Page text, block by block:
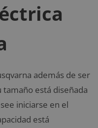
además de ser
tamaño está diseñada
iniciarse en el
está